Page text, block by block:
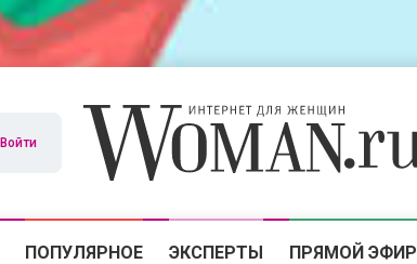
Войти
ПОПУЛЯРНОЕ ЭКСПЕРТЫ ПРЯМОЙ ЭФИР